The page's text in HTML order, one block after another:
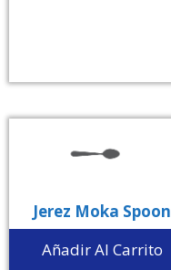
Jerez Moka Spoon
Añadir Al Carrito